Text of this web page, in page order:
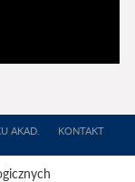
AKAD. KONTAKT